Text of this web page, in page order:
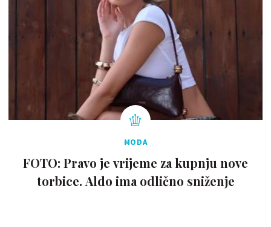
MODA
FOTO: Pravo je vrijeme za kupnju nove
torbice. Aldo ima odlično sniženje